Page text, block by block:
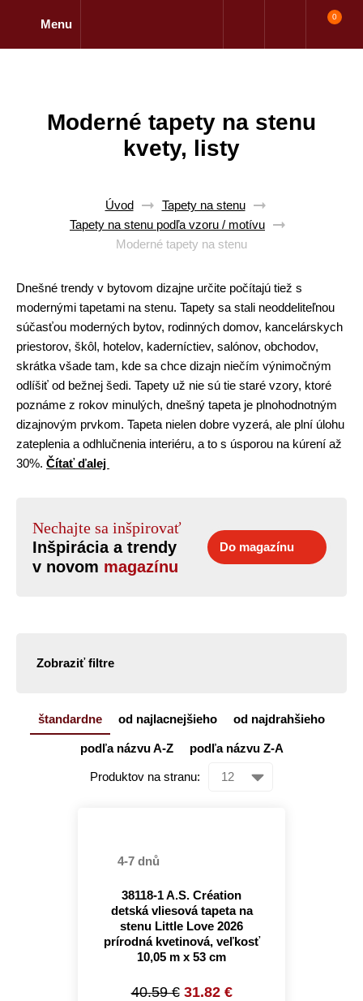
Menu
0
Moderné tapety na stenu
kvety, listy
Úvod
Tapety na stenu
Tapety na stenu podľa vzoru / motívu
Moderné tapety na stenu
Dnešné trendy v bytovom dizajne určite počítajú tiež s
modernými tapetami na stenu. Tapety sa stali neoddeliteľnou
súčasťou moderných bytov, rodinných domov, kancelárskych
priestorov, škôl, hotelov, kaderníctiev, salónov, obchodov,
skrátka všade tam, kde sa chce dizajn niečím výnimočným
odlíšiť od bežnej šedi. Tapety už nie sú tie staré vzory, ktoré
poznáme z rokov minulých, dnešný tapeta je plnohodnotným
dizajnovým prvkom. Tapeta nielen dobre vyzerá, ale plní úlohu
zateplenia a odhlučnenia interiéru, a to s úsporou na kúrení až
30%. Čítať ďalej
Nechajte sa inšpirovať
Inšpirácia a trendy
v novom magazínu
Do magazínu
Zobraziť filtre
štandardne od najlacnejšieho od najdrahšieho
podľa názvu A-Z podľa názvu Z-A
Produktov na stranu:
4-7 dnů
38118-1 A.S. Création
detská vliesová tapeta na
stenu Little Love 2026
prírodná kvetinová, veľkosť
10,05 m x 53 cm
40.59 € 31.82 €